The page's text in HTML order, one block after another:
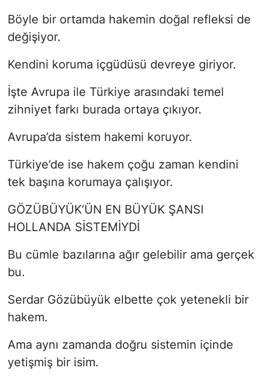
Böyle bir ortamda hakemin doğal refleksi de
değişiyor.
Kendini koruma içgüdüsü devreye giriyor.
İşte Avrupa ile Türkiye arasındaki temel
zihniyet farkı burada ortaya çıkıyor.
Avrupa’da sistem hakemi koruyor.
Türkiye’de ise hakem çoğu zaman kendini
tek başına korumaya çalışıyor.
GÖZÜBÜYÜK’ÜN EN BÜYÜK ŞANSI
HOLLANDA SİSTEMİYDİ
Bu cümle bazılarına ağır gelebilir ama gerçek
bu.
Serdar Gözübüyük elbette çok yetenekli bir
hakem.
Ama aynı zamanda doğru sistemin içinde
yetişmiş bir isim.